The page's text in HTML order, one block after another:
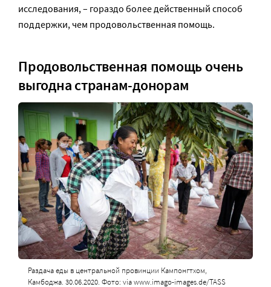
исследования, – гораздо более действенный способ
поддержки, чем продовольственная помощь.
Продовольственная помощь очень
выгодна странам-донорам
Раздача еды в центральной провинции Кампонгтхом,
Камбоджа. 30.06.2020. Фото: via www.imago-images.de/TASS